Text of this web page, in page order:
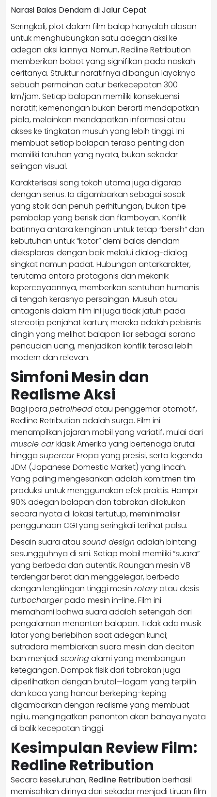
Narasi Balas Dendam di Jalur Cepat
Seringkali, plot dalam film balap hanyalah alasan
untuk menghubungkan satu adegan aksi ke
adegan aksi lainnya. Namun, Redline Retribution
memberikan bobot yang signifikan pada naskah
ceritanya. Struktur naratifnya dibangun layaknya
sebuah permainan catur berkecepatan 300
km/jam. Setiap balapan memiliki konsekuensi
naratif; kemenangan bukan berarti mendapatkan
piala, melainkan mendapatkan informasi atau
akses ke tingkatan musuh yang lebih tinggi. Ini
membuat setiap balapan terasa penting dan
memiliki taruhan yang nyata, bukan sekadar
selingan visual.
Karakterisasi sang tokoh utama juga digarap
dengan serius. Ia digambarkan sebagai sosok
yang stoik dan penuh perhitungan, bukan tipe
pembalap yang berisik dan flamboyan. Konflik
batinnya antara keinginan untuk tetap “bersih” dan
kebutuhan untuk “kotor” demi balas dendam
dieksplorasi dengan baik melalui dialog-dialog
singkat namun padat. Hubungan antarkarakter,
terutama antara protagonis dan mekanik
kepercayaannya, memberikan sentuhan humanis
di tengah kerasnya persaingan. Musuh atau
antagonis dalam film ini juga tidak jatuh pada
stereotip penjahat kartun; mereka adalah pebisnis
dingin yang melihat balapan liar sebagai sarana
pencucian uang, menjadikan konflik terasa lebih
modern dan relevan.
Simfoni Mesin dan
Realisme Aksi
Bagi para petrolheadatau penggemar otomotif,
Redline Retribution adalah surga. Film ini
menampilkan jajaran mobil yang variatif, mulai dari
muscle carklasik Amerika yang bertenaga brutal
hingga supercarEropa yang presisi, serta legenda
JDM (Japanese Domestic Market) yang lincah.
Yang paling mengesankan adalah komitmen tim
produksi untuk menggunakan efek praktis. Hampir
90% adegan balapan dan tabrakan dilakukan
secara nyata di lokasi tertutup, meminimalisir
penggunaan CGI yang seringkali terlihat palsu.
Desain suara atau sound design adalah bintang
sesungguhnya di sini. Setiap mobil memiliki “suara”
yang berbeda dan autentik. Raungan mesin V8
terdengar berat dan menggelegar, berbeda
dengan lengkingan tinggi mesin rotaryatau desis
turbochargerpada mesin in-line. Film ini
memahami bahwa suara adalah setengah dari
pengalaman menonton balapan. Tidak ada musik
latar yang berlebihan saat adegan kunci;
sutradara membiarkan suara mesin dan decitan
ban menjadi scoringalami yang membangun
ketegangan. Dampak fisik dari tabrakan juga
diperlihatkan dengan brutal—logam yang terpilin
dan kaca yang hancur berkeping-keping
digambarkan dengan realisme yang membuat
ngilu, mengingatkan penonton akan bahaya nyata
di balik kecepatan tinggi.
Kesimpulan Review Film:
Redline Retribution
Secara keseluruhan, Redline Retributionberhasil
memisahkan dirinya dari sekadar menjadi tiruan film